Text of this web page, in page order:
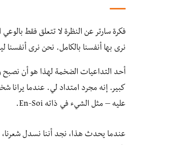
فكرة سارتر عن النظرة لا تتعلق فقط بالوعي
نرى بها أنفسنا بالكامل. نحن نرى أنفسنا
أحد التداعيات الضخمة لهذا هو أن نصبح
كبير. إنه مجرد امتداد لي. عندما
عليه – مثل الشيء في ذاته En-Soi.
عندما يحدث هذا، نجد أننا نسدل شعرنا،